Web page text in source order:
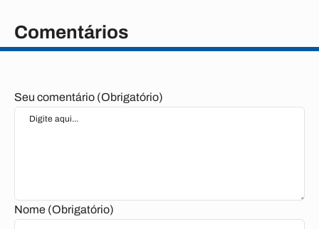
Comentários
Seu comentário (Obrigatório)
Nome (Obrigatório)